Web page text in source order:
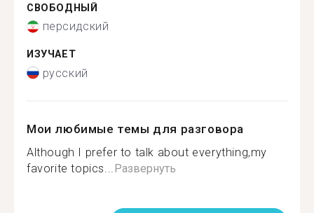
СВОБОДНЫЙ
персидский
ИЗУЧАЕТ
русский
Мои любимые темы для разговора
Although I prefer to talk about everything,my
favorite topics... Развернуть